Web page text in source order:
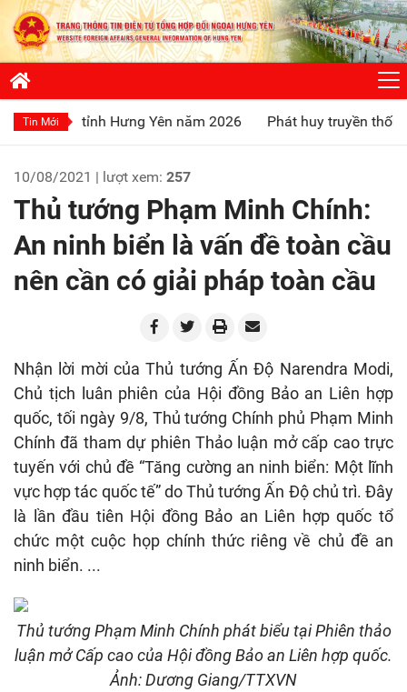
Tin Mới
Hưng Yên năm 2026 Phát huy truyền thống “Uống nước
10/08/2021 | lượt xem: 257
Thủ tướng Phạm Minh Chính:
An ninh biển là vấn đề toàn cầu
nên cần có giải pháp toàn cầu
Nhận lời mời của Thủ tướng Ấn Độ Narendra Modi,
Chủ tịch luân phiên của Hội đồng Bảo an Liên hợp
quốc, tối ngày 9/8, Thủ tướng Chính phủ Phạm Minh
Chính đã tham dự phiên Thảo luận mở cấp cao trực
tuyến với chủ đề “Tăng cường an ninh biển: Một lĩnh
vực hợp tác quốc tế” do Thủ tướng Ấn Độ chủ trì. Đây
là lần đầu tiên Hội đồng Bảo an Liên hợp quốc tổ
chức một cuộc họp chính thức riêng về chủ đề an
ninh biển. ...
Thủ tướng Phạm Minh Chính phát biểu tại Phiên thảo
luận mở Cấp cao của Hội đồng Bảo an Liên hợp quốc.
Ảnh: Dương Giang/TTXVN